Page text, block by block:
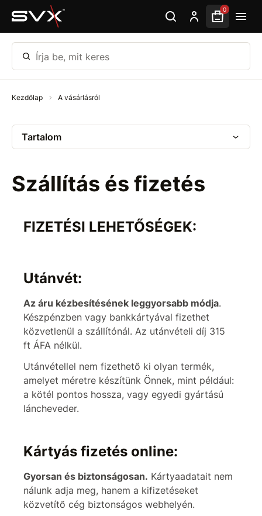
Ugrás az oldal fő részéhez 0
Írja be, mit keres
Kezdőlap A vásárlásról
Tartalom
Szállítás és fizetés
FIZETÉSI LEHETŐSÉGEK:
Utánvét:
Az áru kézbesítésének leggyorsabb módja.
Készpénzben vagy bankkártyával fizethet
közvetlenül a szállítónál. Az utánvételi díj 315
ft ÁFA nélkül.
Utánvétellel nem fizethető ki olyan termék,
amelyet méretre készítünk Önnek, mint például:
a kötél pontos hossza, vagy egyedi gyártású
láncheveder.
Kártyás fizetés online:
Gyorsan és biztonságosan. Kártyaadatait nem
nálunk adja meg, hanem a kifizetéseket
közvetítő cég biztonságos webhelyén.